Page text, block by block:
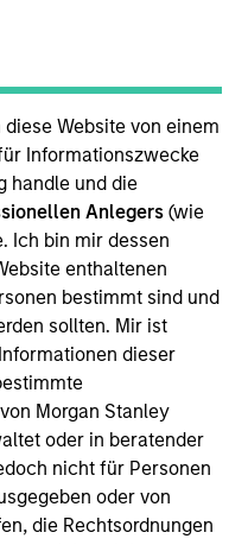
Website von einem
Informationszwecke
handle und die
Anlegers(wie
Ich bin mir dessen
enthaltenen
bestimmt sind und
sollten. Mir ist
dieser
Morgan Stanley
oder in beratender
nicht für Personen
oder von
die Rechtsordnungen
annualized net
earnings assuming
average rate of
NACH ABZUG DER
nach Abzug der
wird,
den Fonds